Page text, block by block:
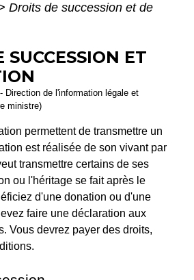
Droits de succession et de
SUCCESSION ET
Direction de l'information légale et
ministre)
permettent de transmettre un
est réalisée de son vivant par
transmettre certains de ses
ou l'héritage se fait après le
d'une donation ou d'une
faire une déclaration aux
Vous devrez payer des droits,